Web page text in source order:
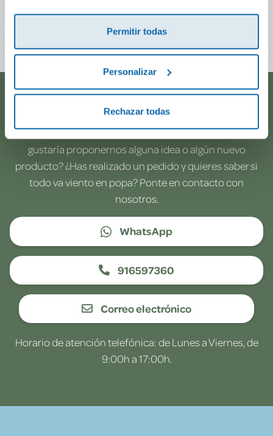
Permitir todas
Personalizar
Rechazar todas
24,90€
¿Te ayudamos?
¿Necesitas que te ayudemos a acceder a tu cuenta? ¿Te
gustaría proponernos alguna idea o algún nuevo
producto? ¿Has realizado un pedido y quieres saber si
todo va viento en popa? Ponte en contacto con
nosotros.
WhatsApp
916597360
Correo electrónico
Horario de atención telefónica: de Lunes a Viernes, de
9:00h a 17:00h.